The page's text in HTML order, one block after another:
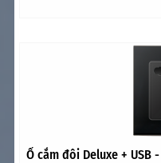
Ổ cắm đôi Deluxe + USB